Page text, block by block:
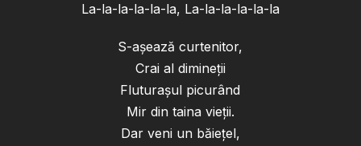
La-la-la-la-la-la, La-la-la-la-la-la
S-așează curtenitor,
Crai al dimineții
Fluturașul picurând
Mir din taina vieții.
Dar veni un băiețel,